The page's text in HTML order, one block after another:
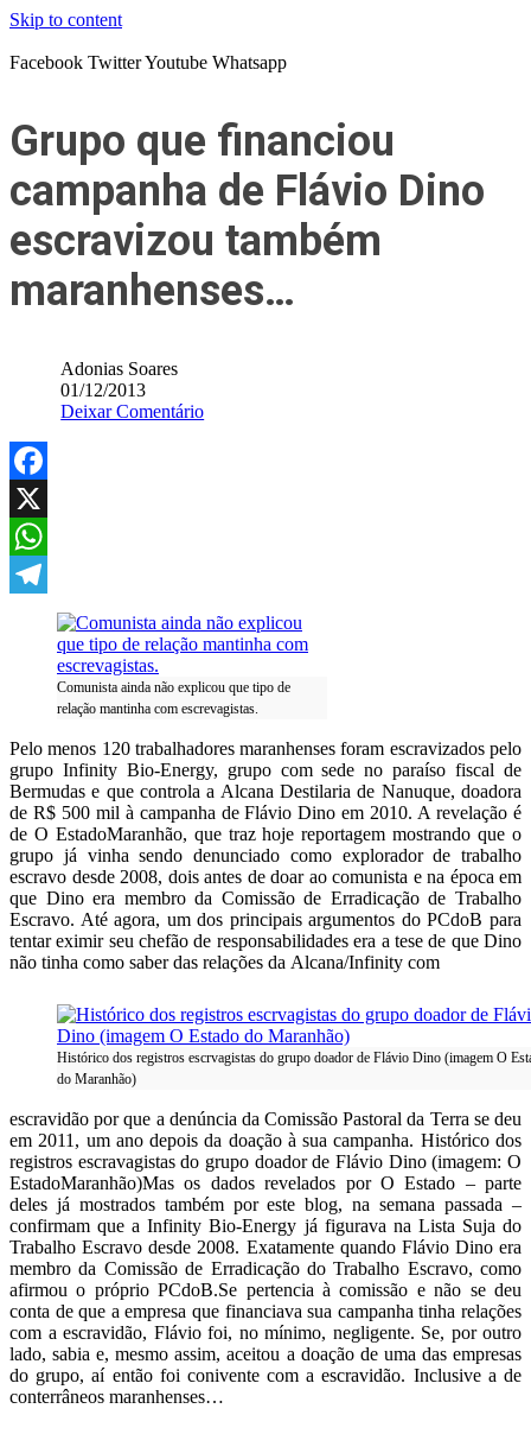
Skip to content
Facebook TwitterYoutube Whatsapp
Grupo que financiou
campanha de Flávio Dino
escravizou também
maranhenses…
Adonias Soares
01/12/2013
Deixar Comentário
Facebook
X
WhatsApp
Telegram
Comunista ainda não explicou que tipo de
relação mantinha com escrevagistas.
Pelo menos 120 trabalhadores maranhenses foram escravizados pelo
grupo Infinity Bio-Energy, grupo com sede no paraíso fiscal de
Bermudas e que controla a Alcana Destilaria de Nanuque, doadora
de R$ 500 mil à campanha de Flávio Dino em 2010. A revelação é
de O EstadoMaranhão, que traz hoje reportagem mostrando que o
grupo já vinha sendo denunciado como explorador de trabalho
escravo desde 2008, dois antes de doar ao comunista e na época em
que Dino era membro da Comissão de Erradicação de Trabalho
Escravo. Até agora, um dos principais argumentos do PCdoB para
tentar eximir seu chefão de responsabilidades era a tese de que Dino
não tinha como saber das relações da Alcana/Infinity com
Histórico dos registros escrvagistas do grupo doador de Flávio Dino (imagem O
do Maranhão)
escravidão por que a denúncia da Comissão Pastoral da Terra se deu
em 2011, um ano depois da doação à sua campanha. Histórico dos
registros escravagistas do grupo doador de Flávio Dino (imagem: O
EstadoMaranhão)Mas os dados revelados por O Estado – parte
deles já mostrados também por este blog, na semana passada –
confirmam que a Infinity Bio-Energy já figurava na Lista Suja do
Trabalho Escravo desde 2008. Exatamente quando Flávio Dino era
membro da Comissão de Erradicação do Trabalho Escravo, como
afirmou o próprio PCdoB.Se pertencia à comissão e não se deu
conta de que a empresa que financiava sua campanha tinha relações
com a escravidão, Flávio foi, no mínimo, negligente. Se, por outro
lado, sabia e, mesmo assim, aceitou a doação de uma das empresas
do grupo, aí então foi conivente com a escravidão. Inclusive a de
conterrâneos maranhenses…